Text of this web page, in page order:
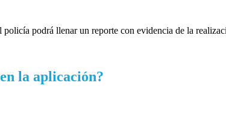
podrá llenar un reporte con evidencia de la
la aplicación?